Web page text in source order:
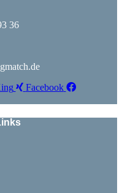
36
Facebook